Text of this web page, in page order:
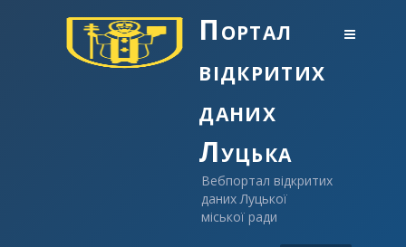
Портал
відкритих
даних
Луцька
Вебпортал відкритих
даних Луцької
міської ради